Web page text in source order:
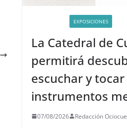
EXPOSICIONES
La Catedral de
permitirá
escuchar y tocar
instrumentos
07/08/2026 Redacción